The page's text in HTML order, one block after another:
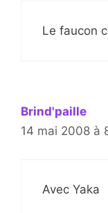
Le faucon
Brind'paille
14 mai 2008 à
Avec Yaka